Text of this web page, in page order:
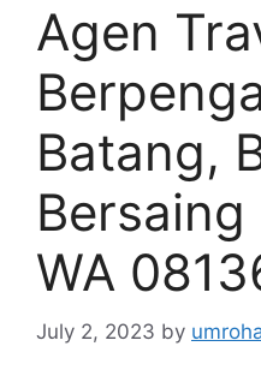
Agen
Batang,
WA
July 2, 2023 by